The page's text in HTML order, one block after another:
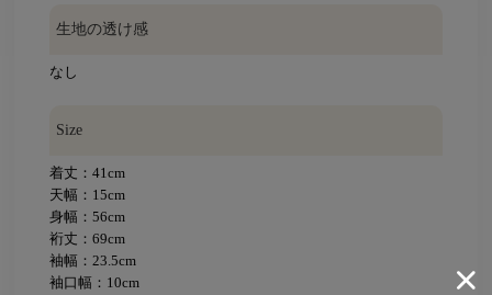
生地の透け感
なし
Size
着丈：41cm
天幅：15cm
身幅：56cm
裄丈：69cm
袖幅：23.5cm
袖口幅：10cm